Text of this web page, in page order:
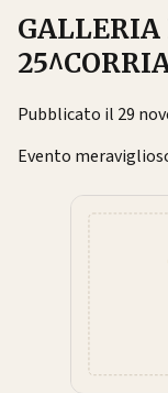
GALLERIA
Pubblicato il 29
Evento